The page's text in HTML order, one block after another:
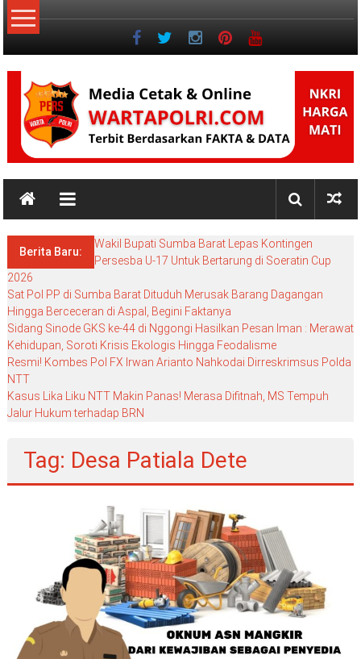
Lompat
ke
NKRI
NKRI
MATIBerita Baru:
Wakil Bupati Sumba Barat Lepas Kontingen
Persesba U-17 Untuk Bertarung di Soeratin Cup
2026
Sat Pol PP di Sumba Barat Dituduh Merusak Barang Dagangan
Hingga Berceceran di Aspal, Begini Faktanya
Sidang Sinode GKS ke-44 di Nggongi Hasilkan Pesan Iman : Merawat
Kehidupan, Soroti Krisis Ekologis Hingga Feodalisme
Resmi! Kombes Pol FX Irwan Arianto Nahkodai Dirreskrimsus Polda
NTT
Kasus Lika Liku NTT Makin Panas! Merasa Difitnah, MS Tempuh
Jalur Hukum terhadap BRN
Tag: Desa Patiala Dete